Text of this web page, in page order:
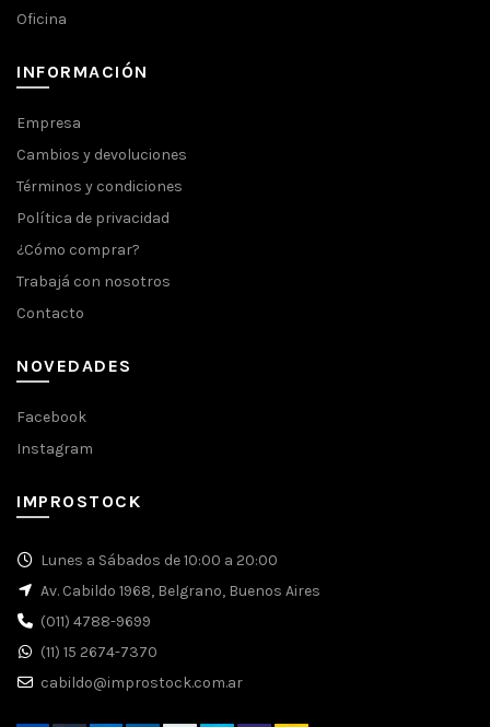
Oficina
INFORMACIÓN
Empresa
Cambios y devoluciones
Términos y condiciones
Política de privacidad
¿Cómo comprar?
Trabajá con nosotros
Contacto
NOVEDADES
Facebook
Instagram
IMPROSTOCK
Lunes a Sábados de 10:00 a 20:00
Av. Cabildo 1968, Belgrano, Buenos Aires
(011) 4788-9699
(11) 15 2674-7370
cabildo@improstock.com.ar